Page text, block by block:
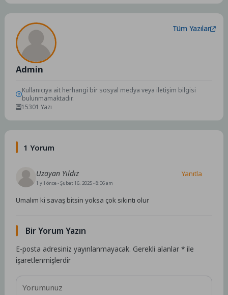
Admin
Tüm Yazılar
Kullanıcıya ait herhangi bir sosyal medya veya iletişim bilgisi
bulunmamaktadır.
15301 Yazı
1 Yorum
Uzayan Yıldız
1 yıl önce- Şubat 16, 2025 - 8:06 am
Umalım ki savaş bitsin yoksa çok sıkıntı olur
Yanıtla
Bir Yorum Yazın
E-posta adresiniz yayınlanmayacak. Gerekli alanlar* ile
işaretlenmişlerdir